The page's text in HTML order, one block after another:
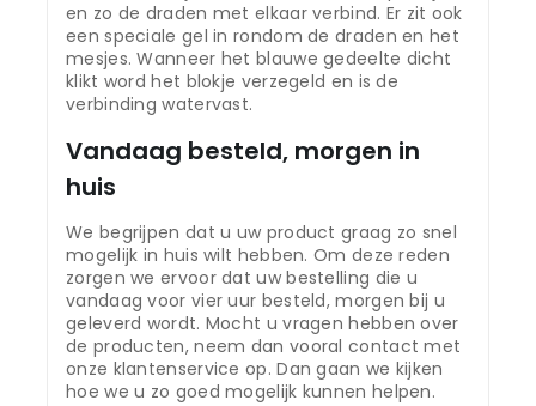
en zo de draden met elkaar verbind. Er zit ook
een speciale gel in rondom de draden en het
mesjes. Wanneer het blauwe gedeelte dicht
klikt word het blokje verzegeld en is de
verbinding watervast.
Vandaag besteld, morgen in
huis
We begrijpen dat u uw product graag zo snel
mogelijk in huis wilt hebben. Om deze reden
zorgen we ervoor dat uw bestelling die u
vandaag voor vier uur besteld, morgen bij u
geleverd wordt. Mocht u vragen hebben over
de producten, neem dan vooral contact met
onze klantenservice op. Dan gaan we kijken
hoe we u zo goed mogelijk kunnen helpen.